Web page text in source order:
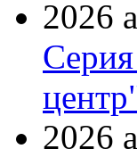
2026
2026